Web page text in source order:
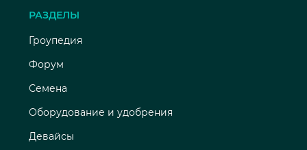
РАЗДЕЛЫ
Гроупедия
Форум
Семена
Оборудование и удобрения
Девайсы